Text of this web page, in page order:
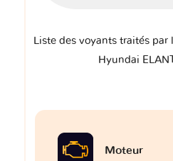
Liste des voyants traités par
Hyundai
Moteur